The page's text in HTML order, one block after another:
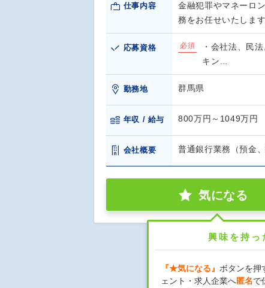
仕事内容
金融犯罪やマネーロ
務をお任せいたしま
応募資格 必須
・会社法、民
キン…
勤務地 群馬県
年収 / 給与 800万円～1049万円
会社概要 普通銀行業務（預金
気になる
興味を持っ
『★気になる』 ボタンを押
ェント・求人企業へ匿名で